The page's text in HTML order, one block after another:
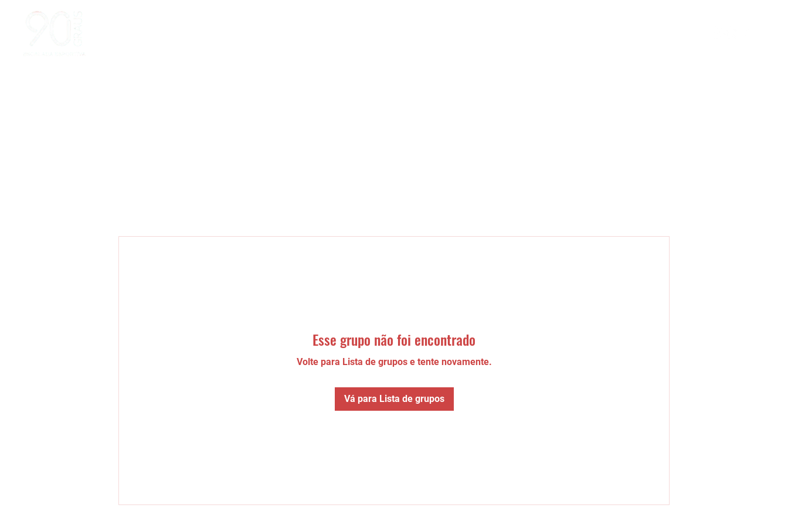
Esse grupo não foi encontrado
Volte para Lista de grupos e tente novamente.
Vá para Lista de grupos